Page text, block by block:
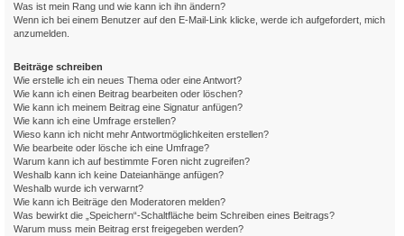
Was ist mein Rang und wie kann ich ihn ändern?
Wenn ich bei einem Benutzer auf den E-Mail-Link klicke, werde ich aufgefordert, mich
anzumelden.
Beiträge schreiben
Wie erstelle ich ein neues Thema oder eine Antwort?
Wie kann ich einen Beitrag bearbeiten oder löschen?
Wie kann ich meinem Beitrag eine Signatur anfügen?
Wie kann ich eine Umfrage erstellen?
Wieso kann ich nicht mehr Antwortmöglichkeiten erstellen?
Wie bearbeite oder lösche ich eine Umfrage?
Warum kann ich auf bestimmte Foren nicht zugreifen?
Weshalb kann ich keine Dateianhänge anfügen?
Weshalb wurde ich verwarnt?
Wie kann ich Beiträge den Moderatoren melden?
Was bewirkt die „Speichern“-Schaltfläche beim Schreiben eines Beitrags?
Warum muss mein Beitrag erst freigegeben werden?